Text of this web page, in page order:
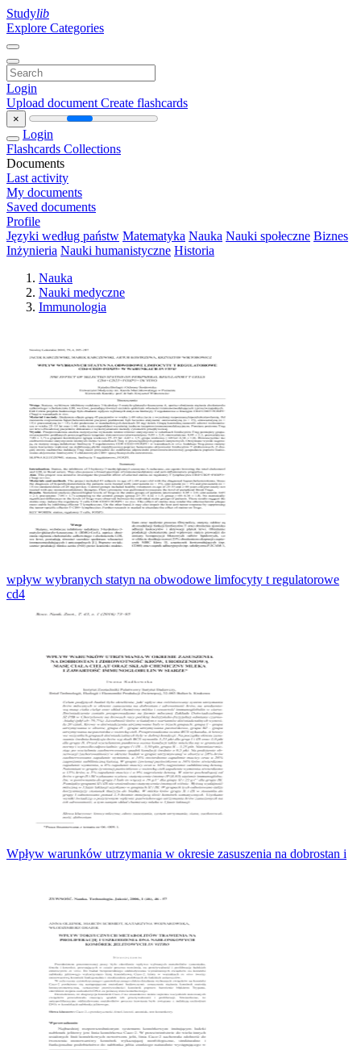
Studylib
Explore Categories
Login
Upload document Create flashcards
×
Login
Flashcards Collections
Documents
Last activity
My documents
Saved documents
Profile
Języki według państw Matematyka Nauka Nauki społeczne Biznes
Inżynieria Nauki humanistyczne Historia
Nauka
Nauki medyczne
Immunologia
wpływ wybranych statyn na obwodowe limfocyty t regulatorowe
cd4
Wpływ warunków utrzymania w okresie zasuszenia na dobrostan i